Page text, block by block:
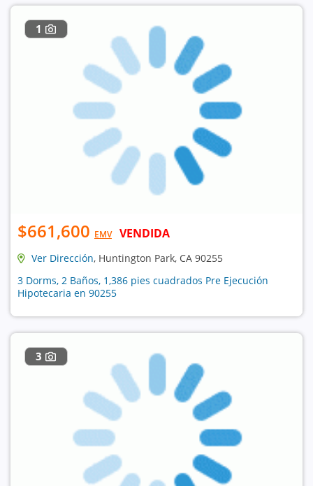
1
$661,600 EMV VENDIDA
Ver Dirección, Huntington Park, CA 90255
3 Dorms, 2 Baños, 1,386 pies cuadrados Pre Ejecución
Hipotecaria en 90255
3